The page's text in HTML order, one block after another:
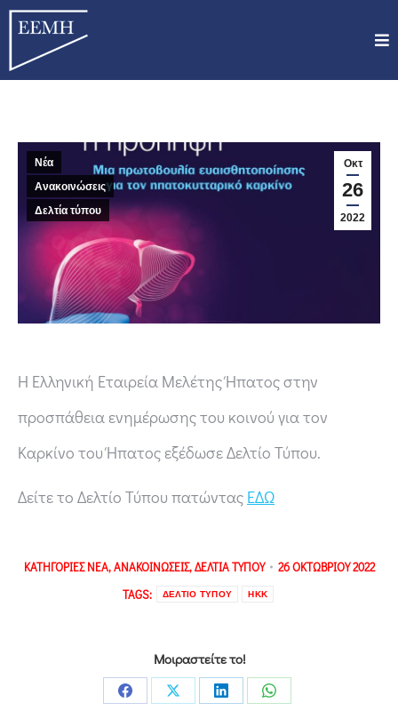
Οκτ
26
2022
Νέα
Ανακοινώσεις
Δελτία τύπου
Η Ελληνική Εταιρεία Μελέτης Ήπατος στην
προσπάθεια ενημέρωσης του κοινού για τον
Καρκίνο του Ήπατος εξέδωσε Δελτίο Τύπου.
Δείτε το Δελτίο Τύπου πατώντας ΕΔΩ
ΚΑΤΗΓΟΡΙΕΣΝΕΑ,ΑΝΑΚΟΙΝΩΣΕΙΣ,ΔΕΛΤΙΑ ΤΥΠΟΥ
26 ΟΚΤΩΒΡΙΟΥ 2022
TAGS:
ΔΕΛΤΙΟ ΤΥΠΟΥ ΗΚΚ
Μοιραστείτε το!